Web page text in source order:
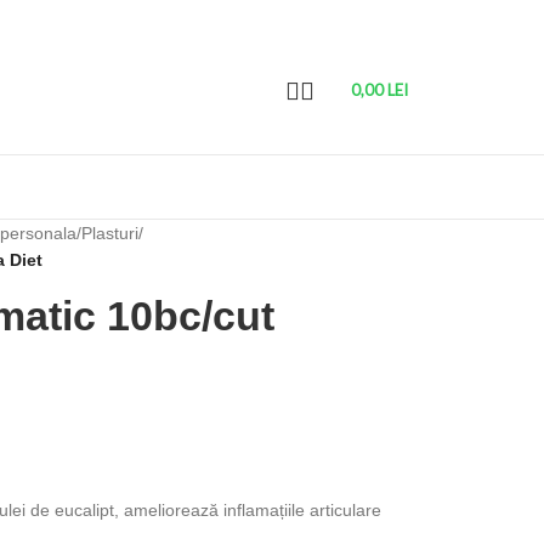
0,00LEI
/Plasturi/
Diet
10bc/cut
de eucalipt, ameliorează inflamațiile articulare